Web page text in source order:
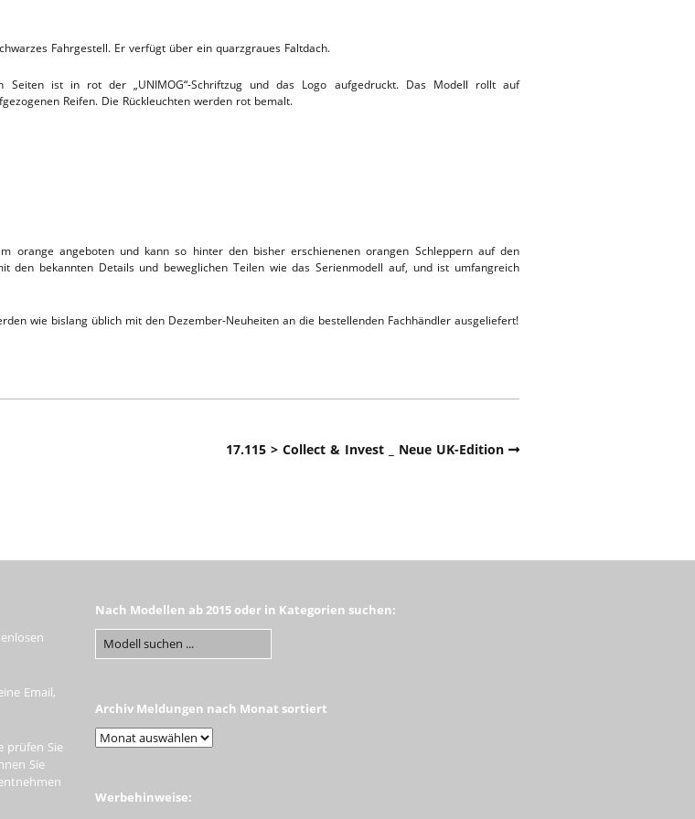
Fahrgestell. Er verfügt über ein quarzgraues Faltdach.
Seiten ist in rot der „UNIMOG“-Schriftzug und das Logo aufgedruckt. Das Modell rollt auf
Reifen. Die Rückleuchten werden rot bemalt.
orange angeboten und kann so hinter den bisher erschienenen orangen Schleppern auf den
den bekannten Details und beweglichen Teilen wie das Serienmodell auf, und ist umfangreich
wie bislang üblich mit den Dezember-Neuheiten an die bestellenden Fachhändler ausgeliefert!
17.115 > Collect & Invest _ Neue UK-Edition
Email,
prüfen Sie
Sie
Nach Modellen ab 2015 oder in Kategorien suchen:
Archiv Meldungen nach Monat sortiert
Werbehinweise: